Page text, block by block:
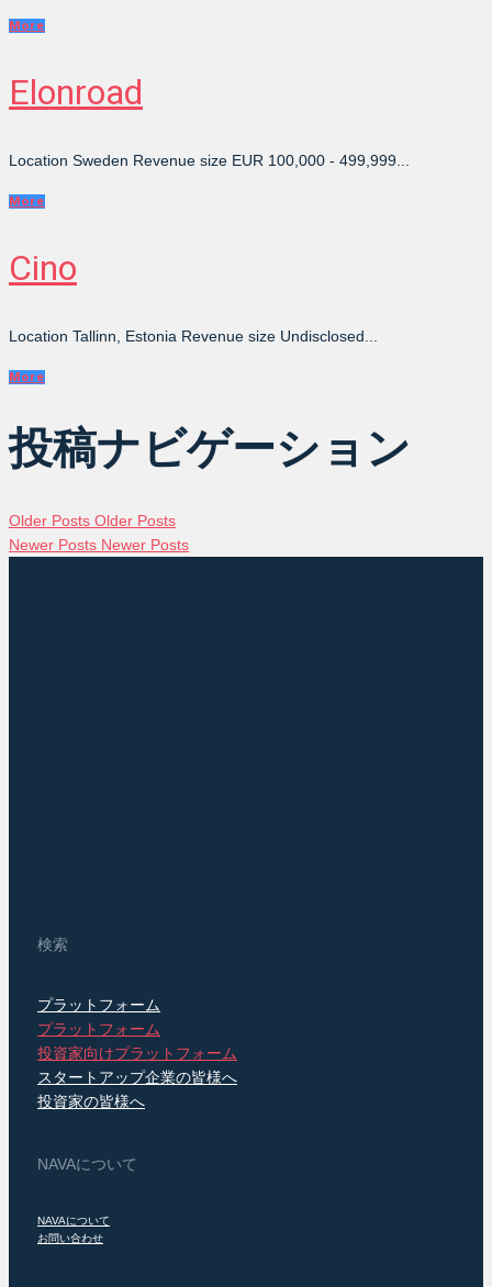
More
Elonroad
Location Sweden Revenue size EUR 100,000 - 499,999...
More
Cino
Location Tallinn, Estonia Revenue size Undisclosed...
More
投稿ナビゲーション
Older Posts Older Posts
Newer Posts Newer Posts
検索
プラットフォーム
プラットフォーム
投資家向けプラットフォーム
スタートアップ企業の皆様へ
投資家の皆様へ
NAVAについて
NAVAについて
お問い合わせ